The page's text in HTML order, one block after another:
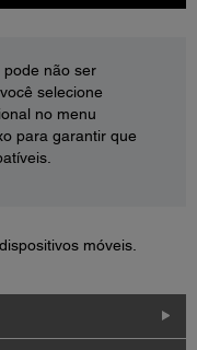
pode não ser
selecione
no menu
para garantir que
móveis.